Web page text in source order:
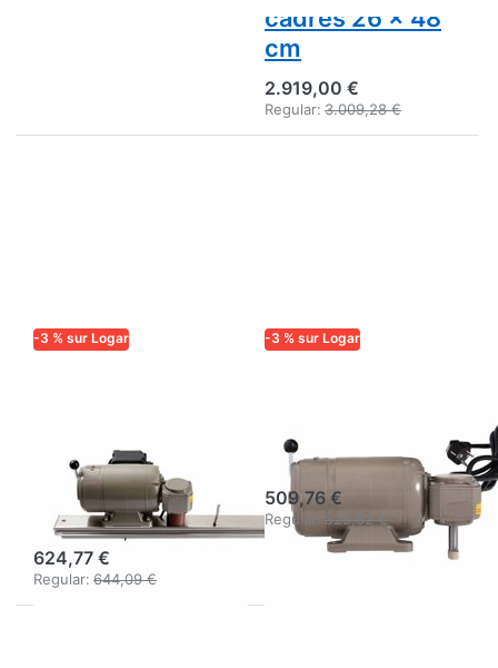
cadres 26 x 48
cm
2.919,00 €
Regular: 3.009,28 €
-3 % sur Logar
Logar 110 W/230
V avec traverse
pour cuve D52
624,77 €
Regular: 644,09 €
-3 % sur Logar
110W/230V
509,76 €
Regular: 525,52 €